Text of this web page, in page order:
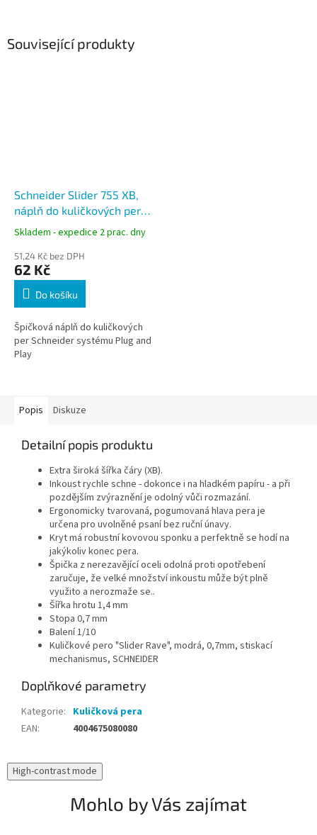
Související produkty
Schneider Slider 755 XB,
náplň do kuličkových per,
0,7 mm, modrá
Skladem - expedice 2 prac. dny
51,24 Kč bez DPH
62 Kč
Do košíku
Špičková náplň do kuličkových
per Schneider systému Plug and
Play
Popis Diskuze
Detailní popis produktu
Extra široká šířka čáry (XB).
Inkoust rychle schne - dokonce i na hladkém papíru - a při
pozdějším zvýraznění je odolný vůči rozmazání.
Ergonomicky tvarovaná, pogumovaná hlava pera je
určena pro uvolněné psaní bez ruční únavy.
Kryt má robustní kovovou sponku a perfektně se hodí na
jakýkoliv konec pera.
Špička z nerezavějící oceli odolná proti opotřebení
zaručuje, že velké množství inkoustu může být plně
využito a nerozmaže se..
Šířka hrotu 1,4 mm
Stopa 0,7 mm
Balení 1/10
Kuličkové pero "Slider Rave", modrá, 0,7mm, stiskací
mechanismus, SCHNEIDER
Doplňkové parametry
Kategorie: Kuličková pera
EAN: 4004675080080
High-contrast mode
Mohlo by Vás zajímat